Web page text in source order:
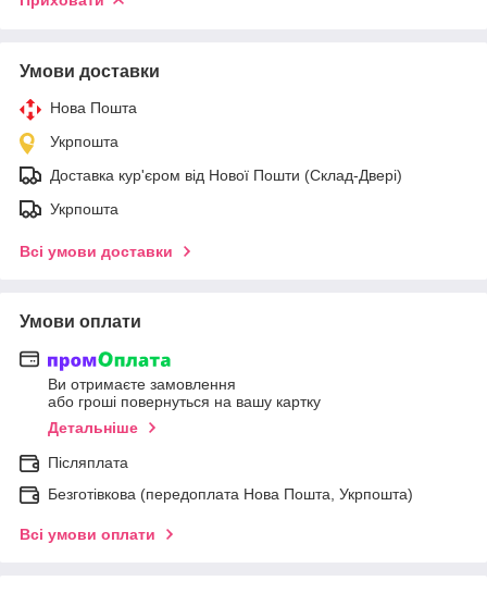
Умови доставки
Нова Пошта
Укрпошта
Доставка кур'єром від Нової Пошти (Склад-Двері)
Укрпошта
Всі умови доставки
Умови оплати
Ви отримаєте замовлення
або гроші повернуться на вашу картку
Детальніше
Післяплата
Безготівкова (передоплата Нова Пошта, Укрпошта)
Всі умови оплати